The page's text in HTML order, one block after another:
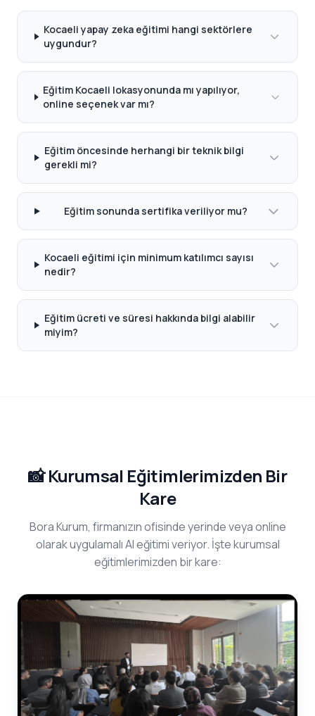
Kocaeli yapay zeka eğitimi hangi sektörlere
uygundur?
Eğitim Kocaeli lokasyonunda mı yapılıyor,
online seçenek var mı?
Eğitim öncesinde herhangi bir teknik bilgi
gerekli mi?
Eğitim sonunda sertifika veriliyor mu?
Kocaeli eğitimi için minimum katılımcı sayısı
nedir?
Eğitim ücreti ve süresi hakkında bilgi alabilir
miyim?
📸 Kurumsal Eğitimlerimizden Bir
Kare
Bora Kurum, firmanızın ofisinde yerinde veya online
olarak uygulamalı AI eğitimi veriyor. İşte kurumsal
eğitimlerimizden bir kare: